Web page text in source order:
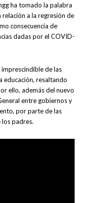
ha tomado la palabra
a la regresión de
consecuencia de
dadas por el COVID-
de las
educación, resaltando
ello, además del nuevo
entre gobiernos y
por parte de las
los padres.